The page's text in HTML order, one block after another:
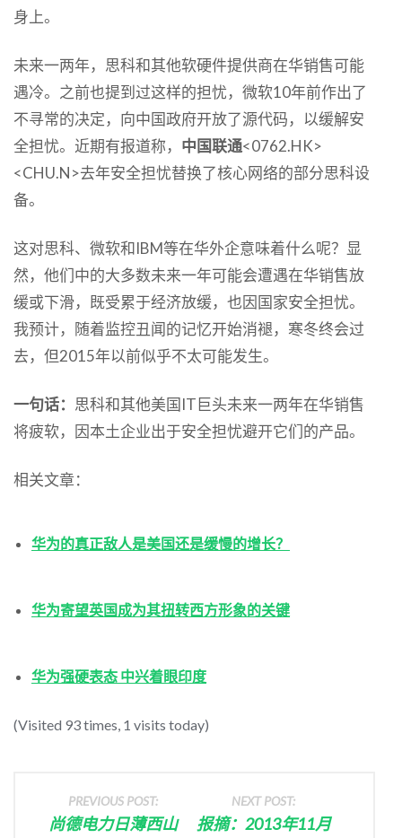
身上。
未来一两年，思科和其他软硬件提供商在华销售可能
遇冷。之前也提到过这样的担忧，微软10年前作出了
不寻常的决定，向中国政府开放了源代码，以缓解安
全担忧。近期有报道称， 中国联通<0762.HK>
<CHU.N>去年安全担忧替换了核心网络的部分思科设
备。
这对思科、微软和IBM等在华外企意味着什么呢？显
然，他们中的大多数未来一年可能会遭遇在华销售放
缓或下滑，既受累于经济放缓，也因国家安全担忧。
我预计，随着监控丑闻的记忆开始消褪，寒冬终会过
去，但2015年以前似乎不太可能发生。
一句话： 思科和其他美国IT巨头未来一两年在华销售
将疲软，因本土企业出于安全担忧避开它们的产品。
相关文章：
华为的真正敌人是美国还是缓慢的增长？
华为寄望英国成为其扭转西方形象的关键
华为强硬表态 中兴着眼印度
(Visited 93 times, 1 visits today)
PREVIOUS POST:
尚德电力日薄西山
NEXT POST:
报摘：2013年11月